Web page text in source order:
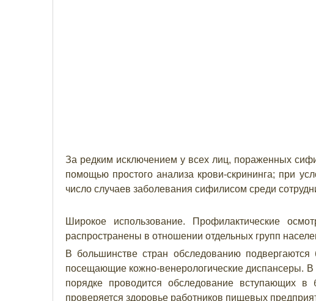
За редким исключением у всех лиц, пораженных
помощью простого анализа крови-скрининга; при
число случаев заболевания сифилисом среди
Широкое использование. Профилактические
распространены в отношении отдельных групп
В большинстве стран обследованию
посещающие кожно-венерологические диспансеры.
порядке проводится обследование вступающих
проверяется здоровье работников пищевых